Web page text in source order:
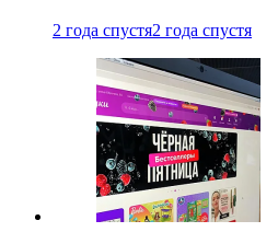
2 года спустя2 года спустя